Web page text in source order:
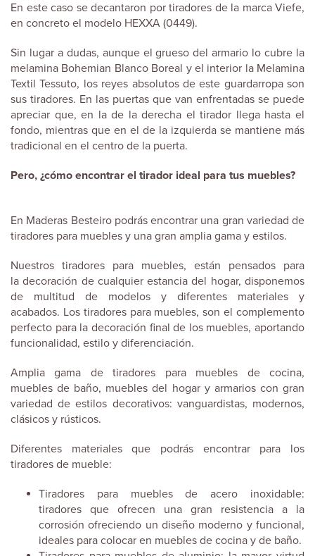
En este caso se decantaron por tiradores de la marca Viefe,
en concreto el modelo HEXXA (0449).
Sin lugar a dudas, aunque el grueso del armario lo cubre la
melamina Bohemian Blanco Boreal y el interior la Melamina
Textil Tessuto, los reyes absolutos de este guardarropa son
sus tiradores. En las puertas que van enfrentadas se puede
apreciar que, en la de la derecha el tirador llega hasta el
fondo, mientras que en el de la izquierda se mantiene más
tradicional en el centro de la puerta.
Pero, ¿cómo encontrar el tirador ideal para tus muebles?
En Maderas Besteiro podrás encontrar una gran variedad de
tiradores para muebles y una gran amplia gama y estilos.
Nuestros tiradores para muebles, están pensados para
la decoración de cualquier estancia del hogar, disponemos
de multitud de modelos y diferentes materiales y
acabados. Los tiradores para muebles, son el complemento
perfecto para la decoración final de los muebles, aportando
funcionalidad, estilo y diferenciación.
Amplia gama de tiradores para muebles de cocina,
muebles de baño, muebles del hogar y armarios con gran
variedad de estilos decorativos: vanguardistas, modernos,
clásicos y rústicos.
Diferentes materiales que podrás encontrar para los
tiradores de mueble:
Tiradores para muebles de acero inoxidable:
tiradores que ofrecen una gran resistencia a la
corrosión ofreciendo un diseño moderno y funcional,
ideales para colocar en muebles de cocina y de baño.